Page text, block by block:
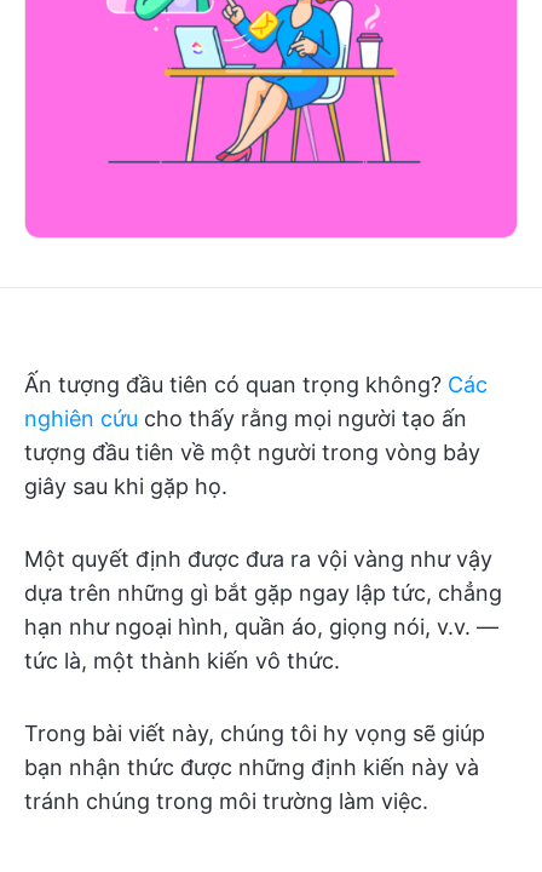
Ấn tượng đầu tiên có quan trọng không? Các
nghiên cứu cho thấy rằng mọi người tạo ấn
tượng đầu tiên về một người trong vòng bảy
giây sau khi gặp họ.
Một quyết định được đưa ra vội vàng như vậy
dựa trên những gì bắt gặp ngay lập tức, chẳng
hạn như ngoại hình, quần áo, giọng nói, v.v. —
tức là, một thành kiến vô thức.
Trong bài viết này, chúng tôi hy vọng sẽ giúp
bạn nhận thức được những định kiến này và
tránh chúng trong môi trường làm việc.